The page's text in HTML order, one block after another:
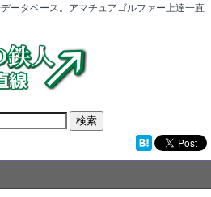
ータベース。アマチュアゴルファー上達一直